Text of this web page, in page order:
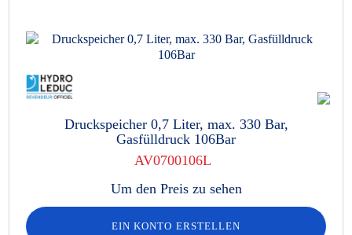
Druckspeicher 0,7 Liter, max. 330 Bar,
Gasfülldruck 106Bar
AV0700106L
Um den Preis zu sehen
EIN KONTO ERSTELLEN